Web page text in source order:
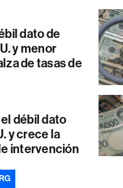
dato de
y menor
de tasas de
débil dato
y crece la
intervención